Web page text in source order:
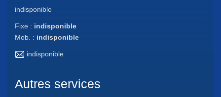
indisponible
Fixe : indisponible
Mob. : indisponible
indisponible
Autres services